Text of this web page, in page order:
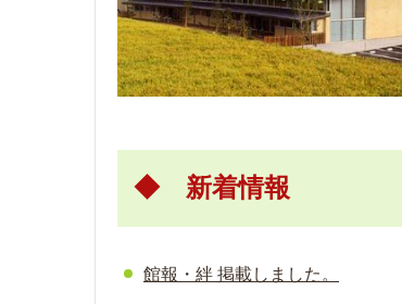
◆ 新着情報
館報・絆 掲載しました。